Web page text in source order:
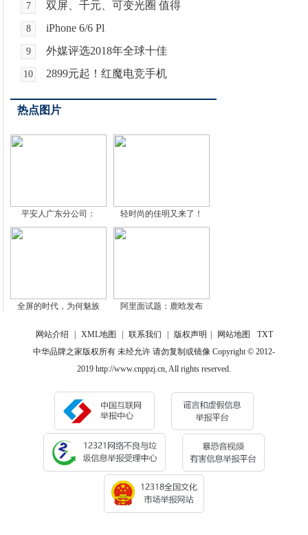
7 双屏、千元、可变光圈 值得
8 iPhone 6/6 Pl
9 外媒评选2018年全球十佳
10 2899元起！红魔电竞手机
热点图片
平安人广东分公司： 轻时尚的佳明又来了！
全屏的时代，为何魅族 阿里面试题：鹿晗发布
网站介绍 XML地图 联系我们 版权声明 网站地图
TXT
中华品牌之家版权所有 未经允许 请勿复制或镜像 Copyright © 2012-
2019 http://www.cnppzj.cn, All rights reserved.